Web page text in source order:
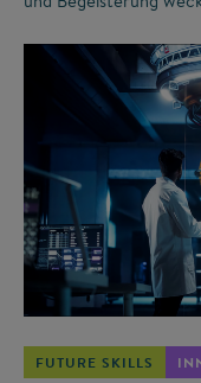
FUTURE SKILLS